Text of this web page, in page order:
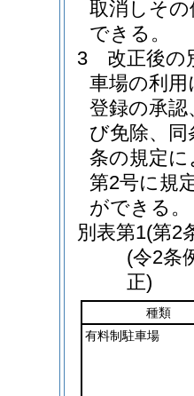
取消しそ
できる。
3
改正後の
車場の利
登録の承認
び免除、
条の規定
第2号に規
ができる。
別表第1(第2
(令2条
正)
種類
有料制駐車場